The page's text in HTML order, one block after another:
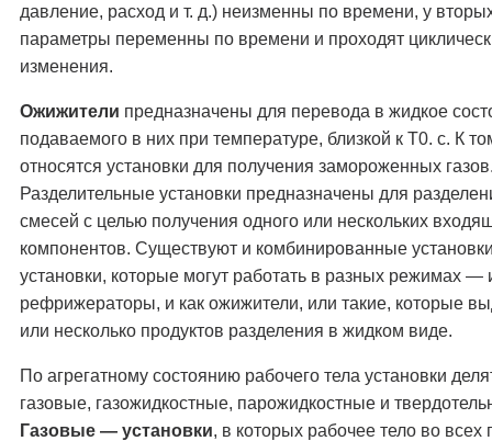
давление, расход и т. д.) неизменны по времени, у
параметры переменны по времени и проходят
изменения.
Ожижители предназначены для перевода в жидкое
подаваемого в них при температуре, близкой к Т0. с. К
относятся установки для получения замороженных
Разделительные установки предназначены для
смесей с целью получения одного или нескольких
компонентов. Существуют и комбинированные
установки, которые могут работать в разных режимах —
рефрижераторы, и как ожижители, или такие, которые
или несколько продуктов разделения в жидком виде.
По агрегатному состоянию рабочего тела установки
газовые, газожидкостные, парожидкостные и
Газовые — установки, в которых рабочее тело во всех